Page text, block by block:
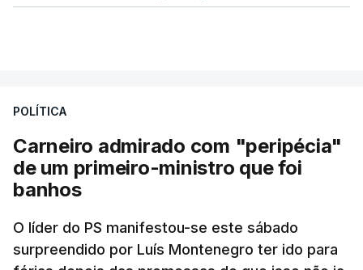
POLÍTICA
Carneiro admirado com "peripécia"
de um primeiro-ministro que foi
banhos
O líder do PS manifestou-se este sábado
surpreendido por Luís Montenegro ter ido para